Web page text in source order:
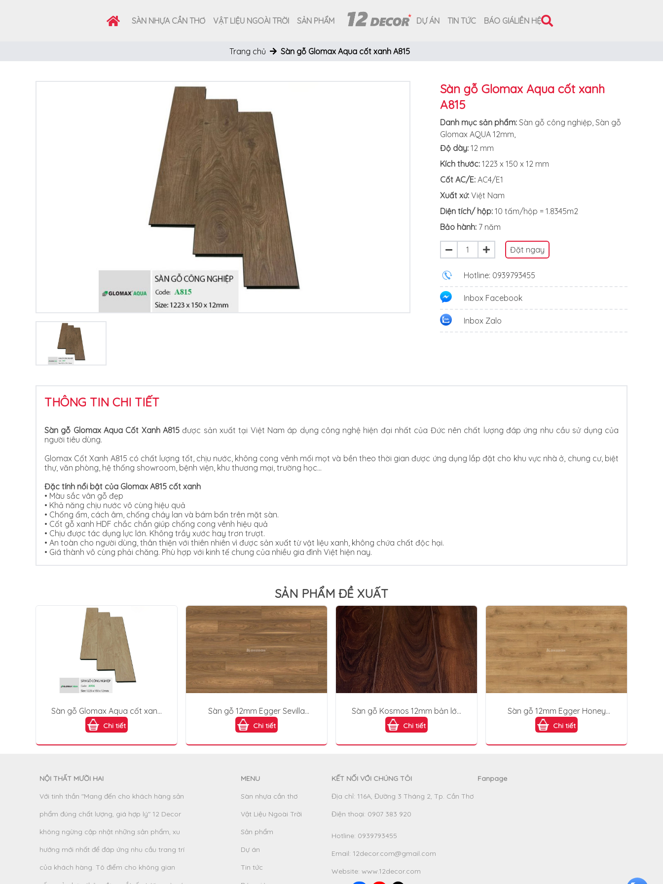
SÀN NHỰA CẦN THƠ VẬT LIỆU NGOÀI TRỜI SẢN PHẨM DỰ ÁN TIN TỨC BÁO GIÁLIÊN HỆ
Trang chủ Sàn gỗ Glomax Aqua cốt xanh A815
Sàn gỗ Glomax Aqua cốt xanh
A815
Danh mục sản phẩm: Sàn gỗ công nghiệp Sàn gỗ
Glomax AQUA 12mm
Độ dày: 12 mm
Kích thước: 1223 x 150 x 12 mm
Cốt AC/E: AC4/E1
Xuất xứ: Việt Nam
Diện tích/ hộp: 10 tấm/hộp = 1.8345m2
Bảo hành: 7 năm
Đặt ngay
Hotline: 0939793455
Inbox Facebook
Inbox Zalo
THÔNG TIN CHI TIẾT
Sàn gỗ Glomax Aqua Cốt Xanh A815được sản xuất tại Việt Nam áp dụng công nghệ hiện đại nhất của Đức nên chất lượng đáp ứng nhu cầu sử dụng của
người tiêu dùng.
Glomax Cốt Xanh A815 có chất lượng tốt, chịu nước, không cong vênh mối mọt và bền theo thời gian được ứng dụng lắp đặt cho khu vực nhà ở, chung cư, biệt
thự, văn phòng, hệ thống showroom, bệnh viện, khu thương mại, trường học…
Đặc tính nổi bật của Glomax A815 cốt xanh
• Màu sắc vân gỗ đẹp
• Khả năng chịu nước vô cùng hiệu quả
• Chống ẩm, cách âm, chống cháy lan và bám bẩn trên mặt sàn.
• Cốt gỗ xanh HDF chắc chắn giúp chống cong vênh hiệu quả
• Chịu được tác dụng lực lớn. Không trầy xước hay trơn trượt.
• An toàn cho người dùng, thân thiện với thiên nhiên vì được sản xuất từ vật liệu xanh, không chứa chất độc hại.
• Giá thành vô cùng phải chăng. Phù hợp với kinh tế chung của nhiều gia đình Việt hiện nay.
SẢN PHẨM ĐỀ XUẤT
Sàn gỗ Glomax Aqua cốt xanh
A816
Chi tiết
Sàn gỗ 12mm Egger Sevilla
Walnut EHL177
Chi tiết
Sàn gỗ Kosmos 12mm bản lớn
KB1891
Chi tiết
Sàn gỗ 12mm Egger Honey
Brook Oak (Vàng sồi nhạt)
EHL103
Chi tiết
NỘI THẤT MƯỜI HAI
Với tinh thần "Mang đến cho khách hàng sản
phẩm đúng chất lượng, giá hợp lý" 12 Decor
không ngừng cập nhật những sản phẩm, xu
hướng mới nhất để đáp ứng nhu cầu trang trí
của khách hàng. Tô điểm cho không gian
MENU
Sàn nhựa cần thơ
Vật Liệu Ngoài Trời
Sản phẩm
Dự án
Tin tức
KẾT NỐI VỚI CHÚNG TÔI
Địa chỉ: 116A, Đường 3 Tháng 2, Tp. Cần Thơ
Điện thoại: 0907 383 920
Hotline: 0939793455
Email: 12decor.com@gmail.com
Website: www.12decor.com
Fanpage